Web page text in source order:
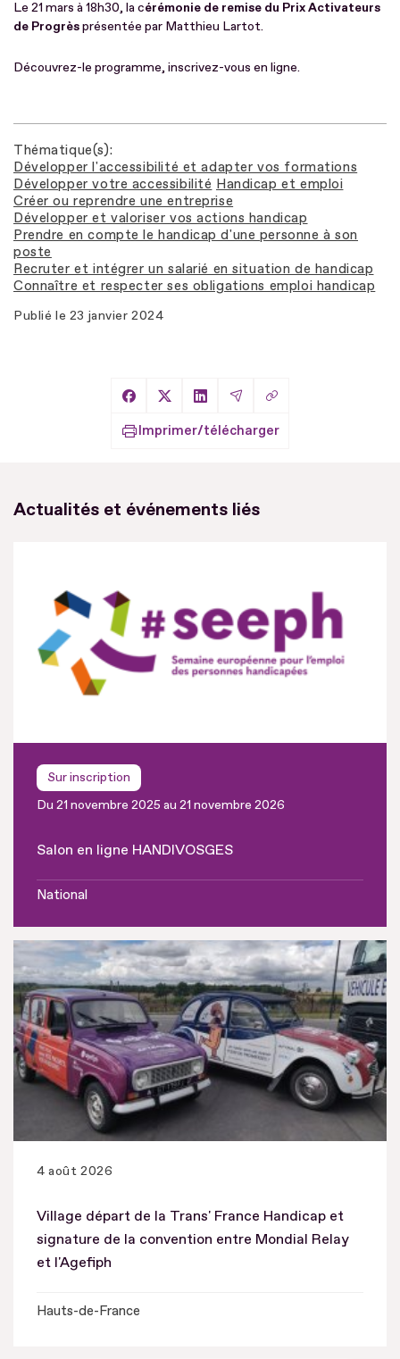
Le 21 mars à 18h30, la cérémonie de remise du Prix Activateurs
de Progrèsprésentée par Matthieu Lartot.
Découvrez-le programme, inscrivez-vous en ligne.
Thématique(s)
Développer l'accessibilité et adapter vos formations
Développer votre accessibilité Handicap et emploi
Créer ou reprendre une entreprise
Développer et valoriser vos actions handicap
Prendre en compte le handicap d'une personne à son
poste
Recruter et intégrer un salarié en situation de handicap
Connaître et respecter ses obligations emploi handicap
Publié le 23 janvier 2024
Partager sur Facebook
Partager sur X
Partager sur LinkedIn
Partager par Email
Copier le lien
Imprimer/télécharger
Actualités et événements liés
Sur inscription
Du 21 novembre 2025 au 21 novembre 2026
Salon en ligne HANDIVOSGES
National
4 août 2026
Village départ de la Trans' France Handicap et
signature de la convention entre Mondial Relay
et l'Agefiph
Hauts-de-France